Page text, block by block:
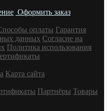
Оформить заказ
оплаты Гарантия
данных Согласие на
Политика использования
Карта сайта
Партнёры Товары